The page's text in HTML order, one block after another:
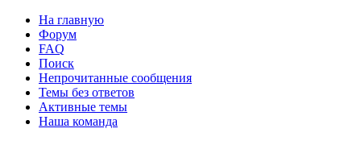
На главную
Форум
FAQ
Поиск
Непрочитанные сообщения
Темы без ответов
Активные темы
Наша команда